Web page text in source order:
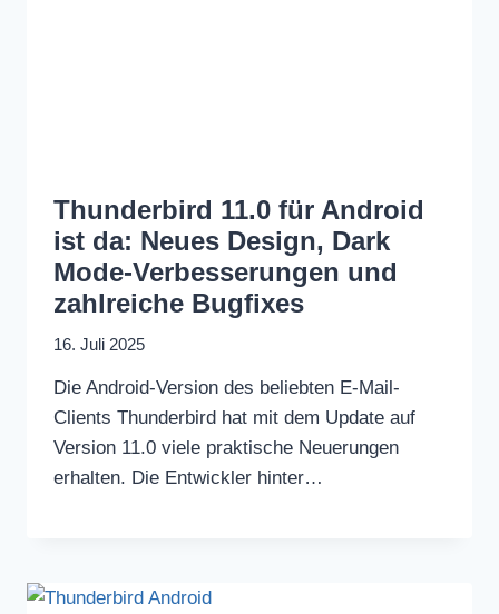
Thunderbird 11.0 für Android
ist da: Neues Design, Dark
Mode-Verbesserungen und
zahlreiche Bugfixes
16. Juli 2025
Die Android-Version des beliebten E-Mail-
Clients Thunderbird hat mit dem Update auf
Version 11.0 viele praktische Neuerungen
erhalten. Die Entwickler hinter…